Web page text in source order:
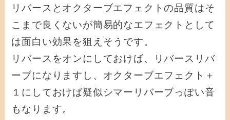
リバースとオクターブエフェクトの品質はそ
こまで良くないが簡易的なエフェクトとして
は面白い効果を狙えそうです。
リバースをオンにしておけば、リバースリバ
ーブになりますし、オクターブエフェクト＋
１にしておけば疑似シマーリバーブっぽい音
もなります。